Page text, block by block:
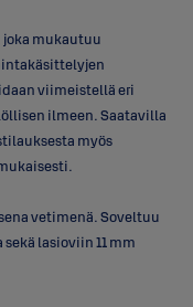
mukautuu
viimeistellä eri
ilmeen. Saatavilla
myös
vetimenä. Soveltuu
lasioviin 11 mm